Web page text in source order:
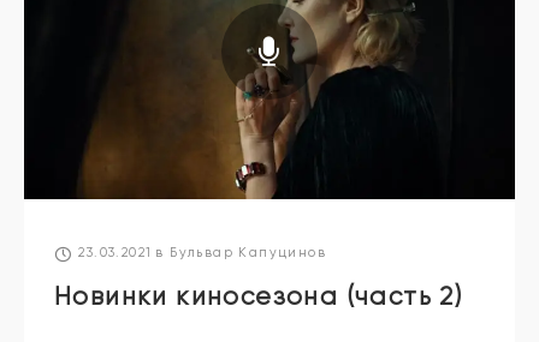
23.03.2021 в Бульвар Капуцинов
Новинки киносезона (часть 2)